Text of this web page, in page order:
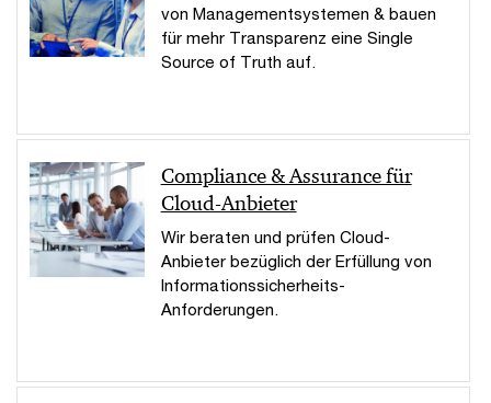
von Managementsystemen & bauen
für mehr Transparenz eine Single
Source of Truth auf.
Compliance & Assurance für
Cloud-Anbieter
Wir beraten und prüfen Cloud-
Anbieter bezüglich der Erfüllung von
Informationssicherheits-
Anforderungen.